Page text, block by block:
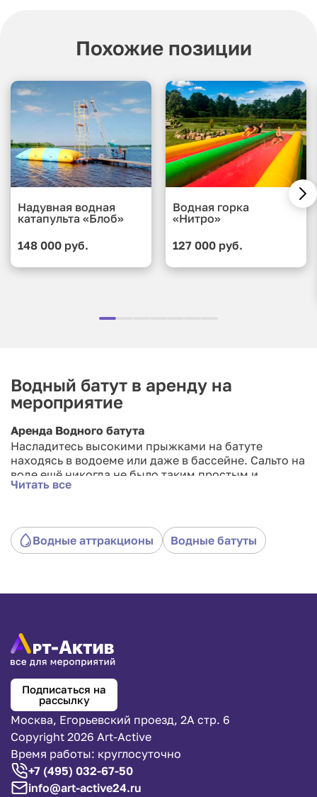
Похожие позиции
Надувная водная
катапульта «Блоб»
148 000 руб.
Водная горка
«Нитро»
127 000 руб.
Водный батут в аренду на
мероприятие
Аренда Водного батута
Насладитесь высокими прыжками на батуте
находясь в водоеме или даже в бассейне. Сальто на
воде ещё никогда не было таким простым и
веселым. Арендовать батут можно как для воды (он
Читать все
Водные аттракционы Водные батуты
Подписаться на
рассылку
Москва, Егорьевский проезд, 2А стр. 6
Copyright 2026 Art-Active
Время работы: круглосуточно
+7 (495) 032-67-50
info@art-active24.ru